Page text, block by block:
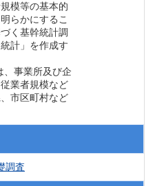
模等の基本的
らかにするこ
く基幹統計調
計」を作成す
、事業所及び企
業者規模など
市区町村など
調査